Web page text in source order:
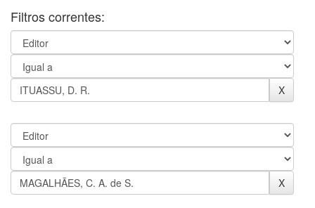
Filtros correntes: